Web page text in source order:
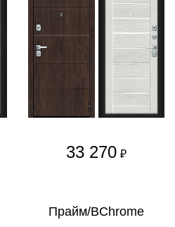
33 270 ₽
Прайм/BChrome